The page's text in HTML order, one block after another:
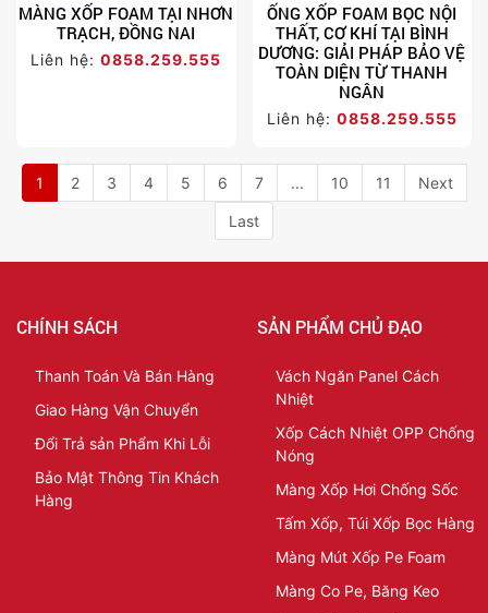
MÀNG XỐP FOAM TẠI NHƠN
TRẠCH, ĐỒNG NAI
Liên hệ:0858.259.555
ỐNG XỐP FOAM BỌC NỘI
THẤT, CƠ KHÍ TẠI BÌNH
DƯƠNG: GIẢI PHÁP BẢO VỆ
TOÀN DIỆN TỪ THANH
NGÂN
Liên hệ: 0858.259.555
1 2 3 4 5 6 7 ... 10 11 Next
Last
CHÍNH SÁCH
Thanh Toán Và Bán Hàng
Giao Hàng Vận Chuyển
Đổi Trả sản Phẩm Khi Lỗi
Bảo Mật Thông Tin Khách
Hàng
SẢN PHẨM CHỦ ĐẠO
Vách Ngăn Panel Cách
Nhiệt
Xốp Cách Nhiệt OPP Chống
Nóng
Màng Xốp Hơi Chống Sốc
Tấm Xốp, Túi Xốp Bọc Hàng
Màng Mút Xốp Pe Foam
Màng Co Pe, Băng Keo